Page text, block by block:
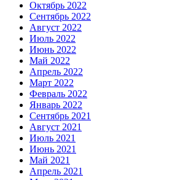
Октябрь 2022
Сентябрь 2022
Август 2022
Июль 2022
Июнь 2022
Май 2022
Апрель 2022
Март 2022
Февраль 2022
Январь 2022
Сентябрь 2021
Август 2021
Июль 2021
Июнь 2021
Май 2021
Апрель 2021